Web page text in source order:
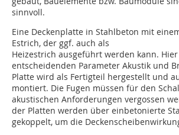
sinnvoll.
Eine Deckenplatte in Stahlbeton mit
Estrich, der ggf. auch als
Heizestrich ausgeführt werden kann.
entscheidenden Parameter Akustik und
Platte wird als Fertigteil hergestellt und
montiert. Die Fugen müssen für den
akustischen Anforderungen vergossen
der Platten werden über einbetonierte
gekoppelt, um die